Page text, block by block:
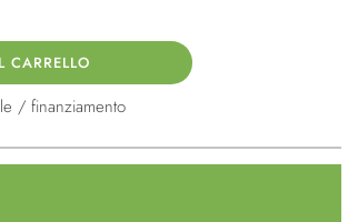
/ finanziamento